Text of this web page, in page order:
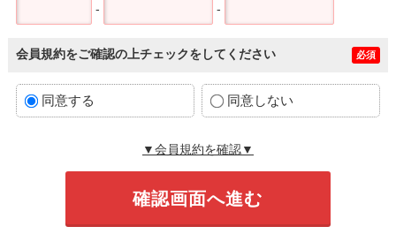
- -
会員規約をご確認の上チェックをしてください 必須
同意する 同意しない
▼会員規約を確認▼